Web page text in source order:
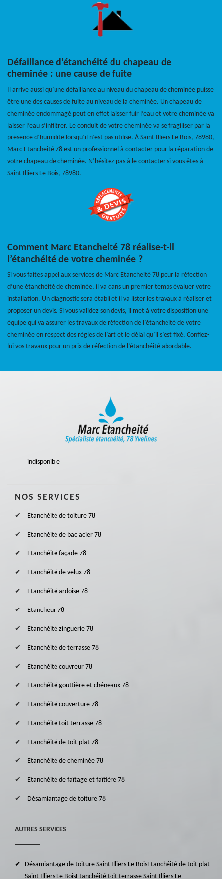
Défaillance d’étanchéité du chapeau de
cheminée : une cause de fuite
Il arrive aussi qu’une défaillance au niveau du chapeau de cheminée puisse
être une des causes de fuite au niveau de la cheminée. Un chapeau de
cheminée endommagé peut en effet laisser fuir l’eau et votre cheminée va
laisser l’eau s’infiltrer. Le conduit de votre cheminée va se fragiliser par la
présence d’humidité lorsqu’il n’est pas utilisé. À Saint Illiers Le Bois, 78980,
Marc Etancheité 78 est un professionnel à contacter pour la réparation de
votre chapeau de cheminée. N’hésitez pas à le contacter si vous êtes à
Saint Illiers Le Bois, 78980.
Comment Marc Etancheité 78 réalise-t-il
l’étanchéité de votre cheminée ?
Si vous faites appel aux services de Marc Etancheité 78 pour la réfection
d’une étanchéité de cheminée, il va dans un premier temps évaluer votre
installation. Un diagnostic sera établi et il va lister les travaux à réaliser et
proposer un devis. Si vous validez son devis, il met à votre disposition une
équipe qui va assurer les travaux de réfection de l’étanchéité de votre
cheminée en respect des règles de l’art et le délai qu’il s’est fixé. Confiez-
lui vos travaux pour un prix de réfection de l’étanchéité abordable.
indisponible
NOS SERVICES
Etanchéité de toiture 78
Etanchéité de bac acier 78
Etanchéité façade 78
Etanchéité de velux 78
Etanchéité ardoise 78
Etancheur 78
Etanchéité zinguerie 78
Etanchéité de terrasse 78
Etanchéité couvreur 78
Etanchéité gouttière et chéneaux 78
Etanchéité couverture 78
Etanchéité toit terrasse 78
Etanchéité de toit plat 78
Etanchéité de cheminée 78
Etanchéité de faîtage et faîtière 78
Désamiantage de toiture 78
AUTRES SERVICES
Désamiantage de toiture Saint Illiers Le BoisEtanchéité de toit plat
Saint Illiers Le BoisEtanchéité toit terrasse Saint Illiers Le